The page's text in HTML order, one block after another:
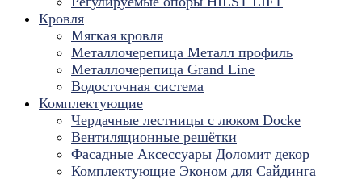
Кровля
Мягкая кровля
Металлочерепица Металл профиль
Металлочерепица Grand Line
Водосточная система
Комплектующие
Чердачные лестницы с люком Docke
Вентиляционные решётки
Фасадные Аксессуары Доломит декор
Комплектующие Эконом для Сайдинга